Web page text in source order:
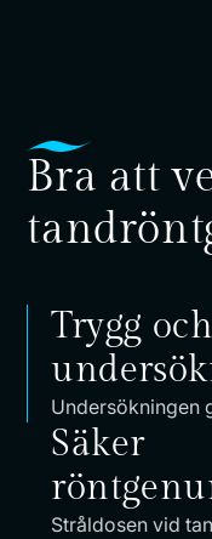
Bra att
Trygg
Undersökningen
Säker
Stråldosen vid